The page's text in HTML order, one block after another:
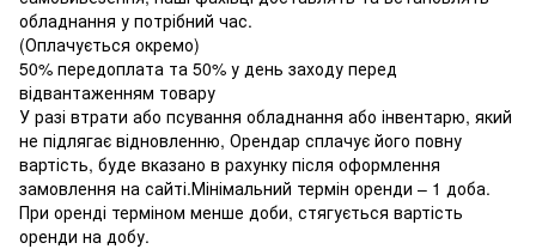
обладнання у потрібний час.
(Оплачується окремо)
50% передоплата та 50% у день заходу перед
відвантаженням товару
У разі втрати або псування обладнання або інвентарю, який
не підлягає відновленню, Орендар сплачує його повну
вартість, буде вказано в рахунку після оформлення
замовлення на сайті.Мінімальний термін оренди – 1 доба.
При оренді терміном менше доби, стягується вартість
оренди на добу.